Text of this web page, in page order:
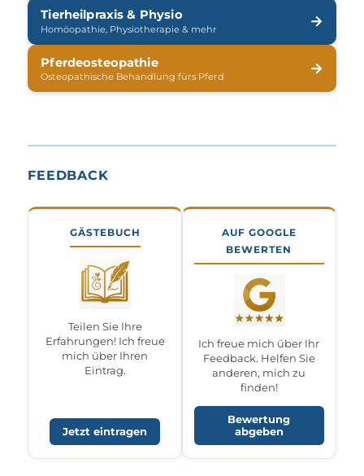
Tierheilpraxis & Physio
Homöopathie, Physiotherapie & mehr →
Pferdeosteopathie
Osteopathische Behandlung fürs Pferd →
FEEDBACK
GÄSTEBUCH
Teilen Sie Ihre
Erfahrungen! Ich freue
mich über Ihren
Eintrag.
Jetzt eintragen
AUF GOOGLE
BEWERTEN
Ich freue mich über Ihr
Feedback. Helfen Sie
anderen, mich zu
finden!
Bewertung
abgeben